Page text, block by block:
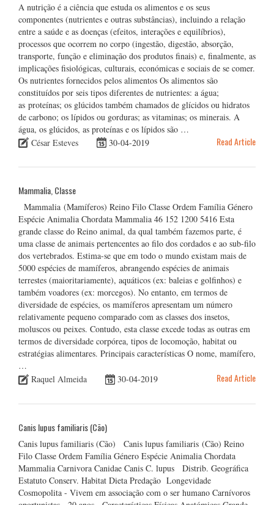
A nutrição é a ciência que estuda os alimentos e os seus
componentes (nutrientes e outras substâncias), incluindo a relação
entre a saúde e as doenças (efeitos, interações e equilíbrios),
processos que ocorrem no corpo (ingestão, digestão, absorção,
transporte, função e eliminação dos produtos finais) e, finalmente, as
implicações fisiológicas, culturais, económicas e sociais de se comer.
Os nutrientes fornecidos pelos alimentos Os alimentos são
constituídos por seis tipos diferentes de nutrientes: a água;
as proteínas; os glúcidos também chamados de glícidos ou hidratos
de carbono; os lípidos ou gorduras; as vitaminas; os minerais. A
água, os glúcidos, as proteínas e os lípidos são …
César Esteves
30-04-2019 Read Article
Mammalia, Classe
Mammalia (Mamíferos) Reino Filo Classe Ordem Família Género
Espécie Animalia Chordata Mammalia 46 152 1200 5416 Esta
grande classe do Reino animal, da qual também fazemos parte, é
uma classe de animais pertencentes ao filo dos cordados e ao sub-filo
dos vertebrados. Estima-se que em todo o mundo existam mais de
5000 espécies de mamíferos, abrangendo espécies de animais
terrestes (maioritariamente), aquáticos (ex: baleias e golfinhos) e
também voadores (ex: morcegos). No entanto, em termos de
diversidade de espécies, os mamíferos apresentam um número
relativamente pequeno comparado com as classes dos insetos,
moluscos ou peixes. Contudo, esta classe excede todas as outras em
termos de diversidade corpórea, tipos de locomoção, habitat ou
estratégias alimentares. Principais características O nome, mamífero,
…
Raquel Almeida
30-04-2019 Read Article
Canis lupus familiaris (Cão)
Canis lupus familiaris (Cão) Canis lupus familiaris (Cão) Reino
Filo Classe Ordem Família Género Espécie Animalia Chordata
Mammalia Carnivora Canidae Canis C. lupus Distrib. Geográfica
Estatuto Conserv. Habitat Dieta Predação Longevidade
Cosmopolita - Vivem em associação com o ser humano Carnívoros